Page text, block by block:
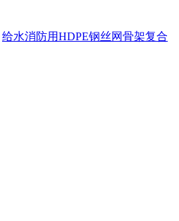
给水消防用HDPE钢丝网骨架复合